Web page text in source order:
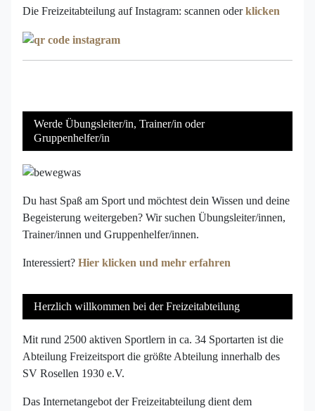
Die Freizeitabteilung auf Instagram: scannen oderklicken
Werde Übungsleiter/in, Trainer/in oder
Gruppenhelfer/in
Du hast Spaß am Sport und möchtest dein Wissen und deine
Begeisterung weitergeben? Wir suchen Übungsleiter/innen,
Trainer/innen und Gruppenhelfer/innen.
Interessiert? Hier klicken und mehr erfahren
Herzlich willkommen bei der Freizeitabteilung
Mit rund 2500 aktiven Sportlern in ca. 34 Sportarten ist die
Abteilung Freizeitsport die größte Abteilung innerhalb des
SV Rosellen 1930 e.V.
Das Internetangebot der Freizeitabteilung dient dem